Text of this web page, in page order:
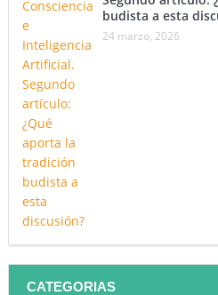
budista a esta
24 marzo, 2026
CATEGORIAS